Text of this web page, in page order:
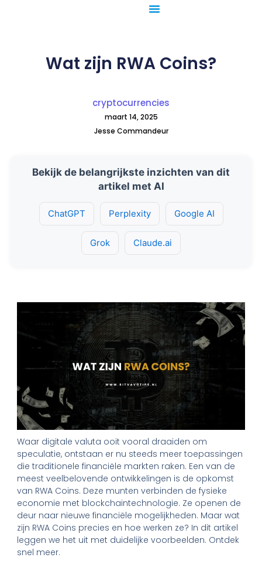
Wat zijn RWA Coins?
cryptocurrencies
maart 14, 2025
Jesse Commandeur
Bekijk de belangrijkste inzichten van dit
artikel met AI
ChatGPT Perplexity Google AI
Grok Claude.ai
Waar digitale valuta ooit vooral draaiden om
speculatie, ontstaan er nu steeds meer toepassingen
die traditionele financiële markten raken. Een van de
meest veelbelovende ontwikkelingen is de opkomst
van RWA Coins. Deze munten verbinden de fysieke
economie met blockchaintechnologie. Ze openen de
deur naar nieuwe financiële mogelijkheden. Maar wat
zijn RWA Coins precies en hoe werken ze? In dit artikel
leggen we het uit met duidelijke voorbeelden. Ontdek
snel meer.